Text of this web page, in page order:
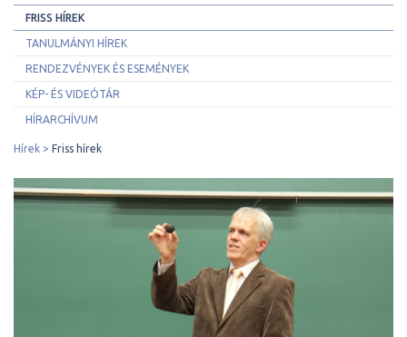
FRISS HÍREK
TANULMÁNYI HÍREK
RENDEZVÉNYEK ÉS ESEMÉNYEK
KÉP- ÉS VIDEÓTÁR
HÍRARCHÍVUM
Hírek Friss hírek